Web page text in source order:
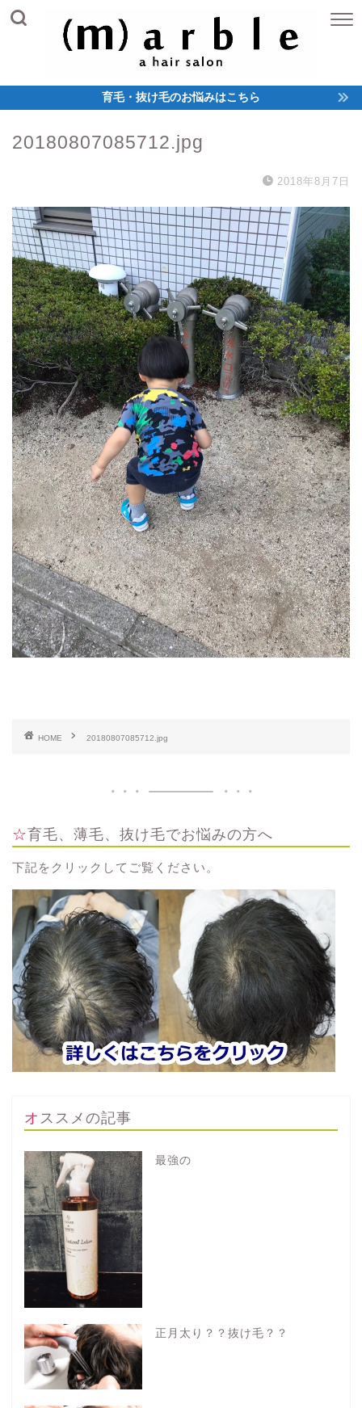
育毛・抜け毛のお悩みはこちら
20180807085712.jpg
2018年8月7日
HOME 20180807085712.jpg
☆育毛、薄毛、抜け毛でお悩みの方へ
下記をクリックしてご覧ください。
オススメの記事
最強の
正月太り？？抜け毛？？